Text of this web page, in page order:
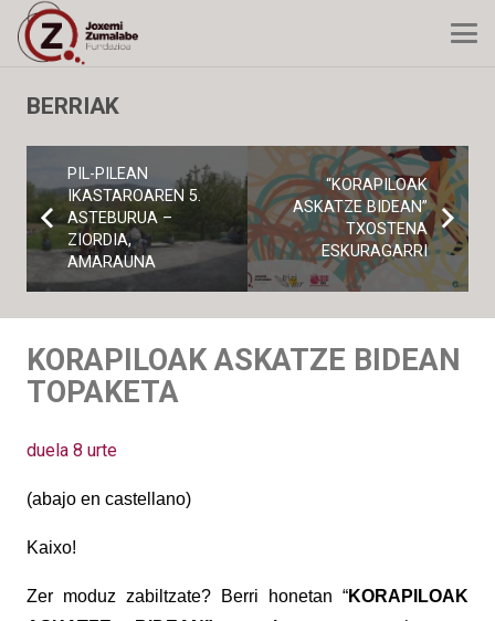
BERRIAK
PIL-PILEAN
IKASTAROAREN 5.
ASTEBURUA –
ZIORDIA,
AMARAUNA
“KORAPILOAK
ASKATZE BIDEAN”
TXOSTENA
ESKURAGARRI
KORAPILOAK ASKATZE BIDEAN
TOPAKETA
duela 8 urte
(abajo en castellano)
Kaixo!
Zer moduz zabiltzate? Berri honetan “KORAPILOAK